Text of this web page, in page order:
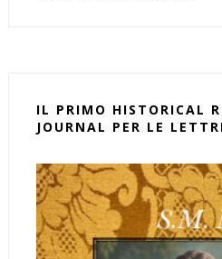
IL PRIMO HISTORICAL
JOURNAL PER LE